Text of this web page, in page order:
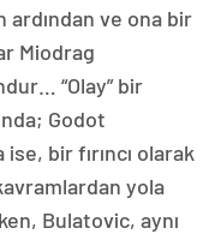
ardından ve ona bir
Miodrag
“Olay” bir
Godot
bir fırıncı olarak
yola
Bulatovic, aynı